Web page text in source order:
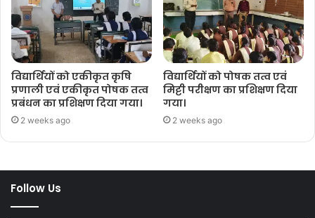
विद्यार्थियों को एकीकृत कृषि
प्रणाली एवं एकीकृत पोषक तत्व
प्रबंधन का प्रशिक्षण दिया गया।
2 weeks ago
विद्यार्थियों को पोषक तत्व एवं
मिट्टी परीक्षण का प्रशिक्षण दिया
गया।
2 weeks ago
Follow Us